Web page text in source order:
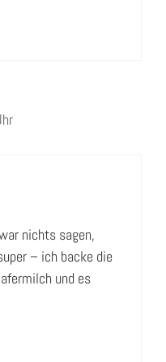
nichts sagen,
– ich backe die
und es